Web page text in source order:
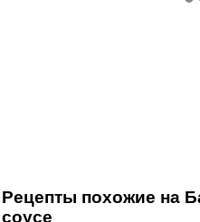
Рецепты похожие на
соусе